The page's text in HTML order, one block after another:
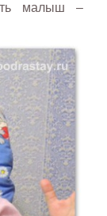
малыш –